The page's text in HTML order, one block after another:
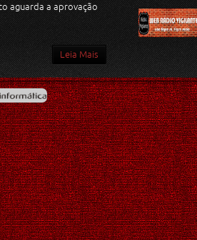
aguarda a aprovação
Leia Mais